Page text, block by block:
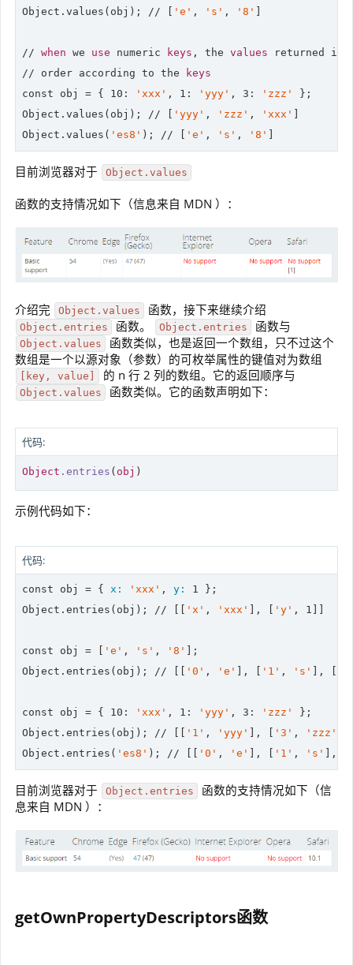
Object.values(obj); // 'e' , 's' , '8'
// when we use numeric keys , the values returned in
// order according to the
keys
const obj = { 10 : 'xxx' , 1 : 'yyy' , 3 : 'zzz'
};
Object.values(obj); // 'yyy' , 'zzz' , 'xxx'
Object.values( 'es8' ); // 'e' , 's' , '8'
目前浏览器对于 Object.values
函数的支持情况如下（信息来自 MDN ）：
介绍完 Object.values 函数，接下来继续介绍
Object.entries 函数。 Object.entries 函数与
Object.values
函数类似，也是返回一个数组，只不过这个
数组是一个以源对象（参数）的可枚举属性的键值对为数组
[key, value] 的 n 行 2 列的数组。它的返回顺序与
Object.values 函数类似。它的函数声明如下：
代码:
Object .entries ( obj )
示例代码如下：
代码:
const obj = { x: 'xxx' , y: 1 };
Object.entries(obj); // 'x' , 'xxx' ], [ 'y' , 1
const obj = [ 'e' , 's' , '8'
];
Object.entries(obj); // '0' , 'e' ], [ '1' , 's' ], [
const obj = { 10 : 'xxx' , 1 : 'yyy' , 3 : 'zzz'
};
Object.entries(obj); // '1' , 'yyy' ], [ '3' , 'zzz'
Object.entries( 'es8' ); // '0' , 'e' ], [ '1' , 's' ], [
目前浏览器对于 Object.entries
函数的支持情况如下（信
息来自 MDN ）：
getOwnPropertyDescriptors函数